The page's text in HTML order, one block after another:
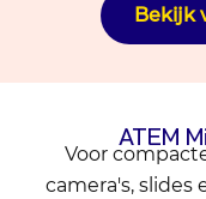
Bekijk
ATEM
Voor
camera's, slides